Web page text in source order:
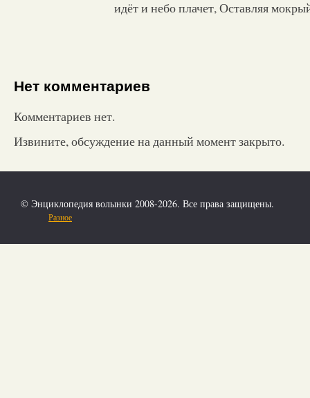
идёт и небо плачет, Оставляя
Нет комментариев
Комментариев нет.
Извините, обсуждение на данный момент закрыто.
© Энциклопедия волынки 2008-2026. Все права защищены.
Разное